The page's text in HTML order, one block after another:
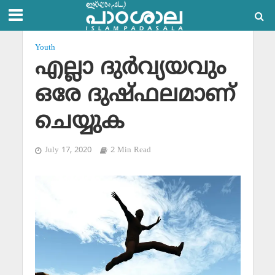
Youth
എല്ലാ ദുര്‍വ്യയവും
ഒരേ ദുഷ്ഫലമാണ്
ചെയ്യുക
July 17, 2020 2 Min Read